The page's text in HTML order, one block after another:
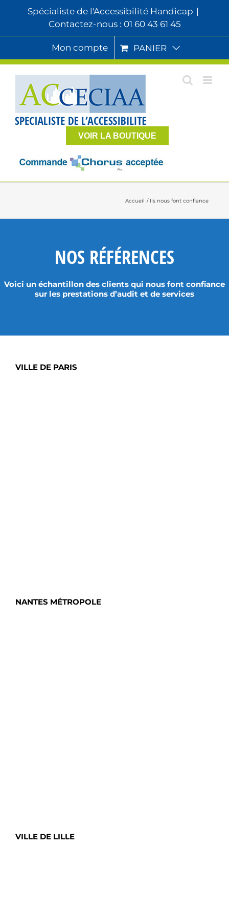
Spécialiste de l'Accessibilité Handicap |
Contactez-nous : 01 60 43 61 45
Mon compte PANIER
VOIR LA BOUTIQUE
Accueil Ils nous font confiance
NOS RÉFÉRENCES
Voici un échantillon des clients qui nous font confiance
sur les prestations d’audit et de services
VILLE DE PARIS
NANTES MÉTROPOLE
VILLE DE LILLE